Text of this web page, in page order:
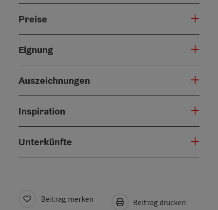
Preise
Eignung
Auszeichnungen
Inspiration
Unterkünfte
Beitrag merken Beitrag drucken